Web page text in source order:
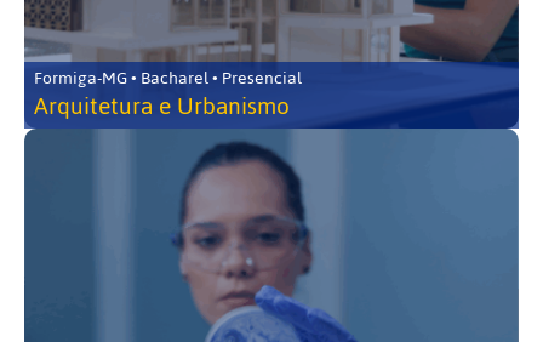
Formiga-MG • Bacharel • Presencial
Arquitetura e Urbanismo